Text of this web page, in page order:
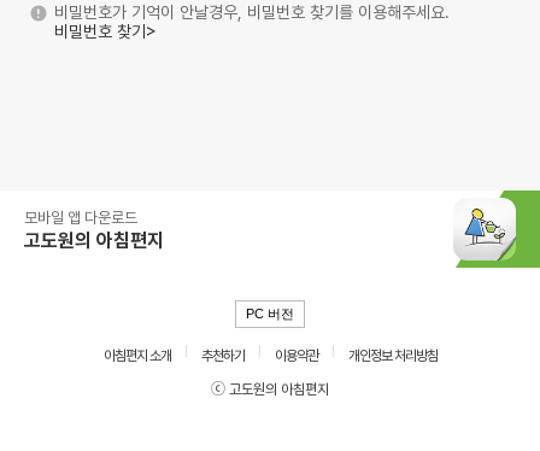
비밀번호가 기억이 안날경우, 비밀번호 찾기를 이용해주세요.
비밀번호 찾기>
모바일 앱 다운로드
고도원의 아침편지
PC 버전
아침편지 소개 추천하기 이용약관
개인정보 처리방침
ⓒ 고도원의 아침편지